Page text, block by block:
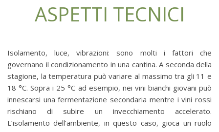
ASPETTI TECNICI
Isolamento, luce, vibrazioni: sono molti i fattori che
governano il condizionamento in una cantina. A seconda della
stagione, la temperatura può variare al massimo tra gli 11 e
18 °C. Sopra i 25 °C ad esempio, nei vini bianchi giovani può
innescarsi una fermentazione secondaria mentre i vini rossi
rischiano di subire un invecchiamento accelerato.
L’isolamento dell’ambiente, in questo caso, gioca un ruolo